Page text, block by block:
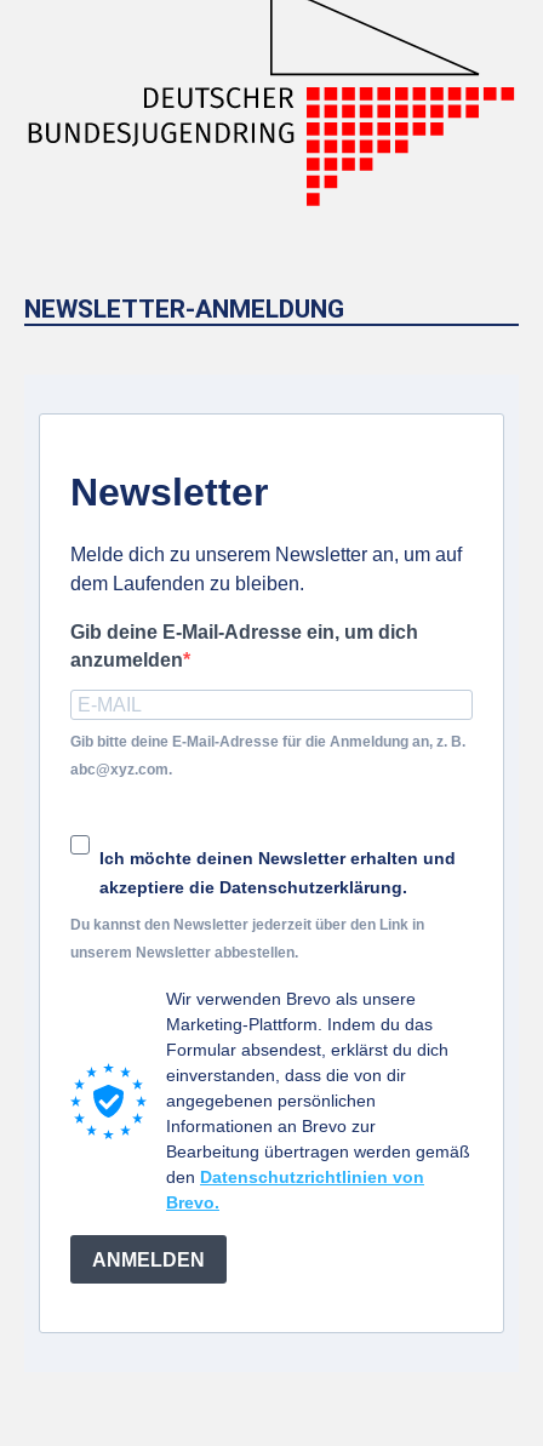
NEWSLETTER-ANMELDUNG
Newsletter
Melde dich zu unserem Newsletter an, um auf
dem Laufenden zu bleiben.
Gib deine E-Mail-Adresse ein, um dich
anzumelden
Gib bitte deine E-Mail-Adresse für die Anmeldung an, z. B.
abc@xyz.com.
Ich möchte deinen Newsletter erhalten und
akzeptiere die Datenschutzerklärung.
Du kannst den Newsletter jederzeit über den Link in
unserem Newsletter abbestellen.
Wir verwenden Brevo als unsere
Marketing-Plattform. Indem du das
Formular absendest, erklärst du dich
einverstanden, dass die von dir
angegebenen persönlichen
Informationen an Brevo zur
Bearbeitung übertragen werden gemäß
den Datenschutzrichtlinien von
Brevo.
ANMELDEN